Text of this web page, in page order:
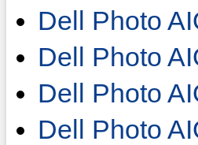
Dell Photo
Dell Photo
Dell Photo
Dell Photo